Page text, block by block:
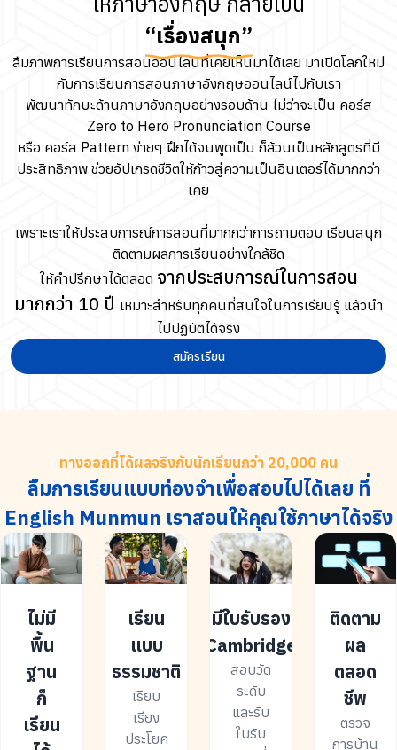
“เรื่องสนุก”
ลืมภาพการเรียนการสอนออนไลน์ที่เคยเห็นมาได้เลย มาเปิดโลกใหม่
กับการเรียนการสอนภาษาอังกฤษออนไลน์ไปกับเรา
พัฒนาทักษะด้านภาษาอังกฤษอย่างรอบด้าน ไม่ว่าจะเป็น คอร์ส
Zero to Hero Pronunciation Course
หรือ คอร์ส Pattern ง่ายๆ ฝึกได้จนพูดเป็น ก็ล้วนเป็นหลักสูตรที่มี
ประสิทธิภาพ ช่วยอัปเกรดชีวิตให้ก้าวสู่ความเป็นอินเตอร์ได้มากกว่า
เคย
เพราะเราให้ประสบการณ์การสอนที่มากกว่าการถามตอบ เรียนสนุก
ติดตามผลการเรียนอย่างใกล้ชิด
ให้คำปรึกษาได้ตลอด จากประสบการณ์ในการสอน
มากกว่า 10 ปี เหมาะสำหรับทุกคนที่สนใจในการเรียนรู้ แล้วนำ
ไปปฏิบัติได้จริง
สมัครเรียน
ทางออกที่ได้ผลจริงกับนักเรียนกว่า 20,000 คน
ลืมการเรียนแบบท่องจำเพื่อสอบไปได้เลย ที่
English Munmun เราสอนให้คุณใช้ภาษาได้จริง
ไม่มี
พื้น
ฐาน
ก็
เรียน
เรียน
แบบ
ธรรมชาติ
เรียบ
เรียง
ประโยค
มีใบรับรอง
Cambridge
สอบวัด
ระดับ
และรับ
ใบรับ
ติดตาม
ผล
ตลอด
ชีพ
ตรวจ
การบ้าน